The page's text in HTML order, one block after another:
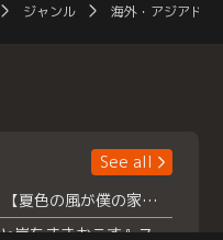
ジャンル 海外・アジアドラ
See all
浮所飛貴主演！ 【夏色の風が僕の家にやってきた】 本日よりテラサで独占配信スタート！
『夏色の雲が恋と嵐をまきおこす』スペシャルメイキング 【Part1】2026年７月18日（土）23時30分～配信スタート！話題のシーンの裏側を大公開！豪華キャスト大集合！ 『武宮家 真夏の家族会議』開催！